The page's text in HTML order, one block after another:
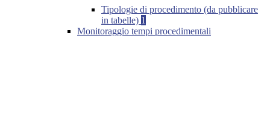
Tipologie di procedimento (da pubblicare
in tabelle) 1
Monitoraggio tempi procedimentali